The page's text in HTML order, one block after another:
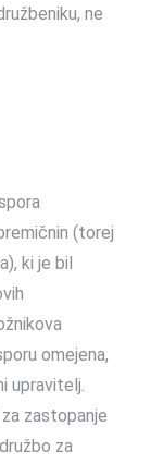
ne
(torej
ki je bil
omejena,
upravitelj.
zastopanje
za